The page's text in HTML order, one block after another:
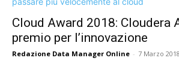
Cloud Award 2018: Cloudera
premio per l’innovazione
Redazione Data Manager Online - 7 Marzo 2018